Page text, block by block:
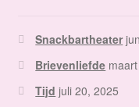
Snackbartheater
Brievenliefde
Tijd juli 20, 2025